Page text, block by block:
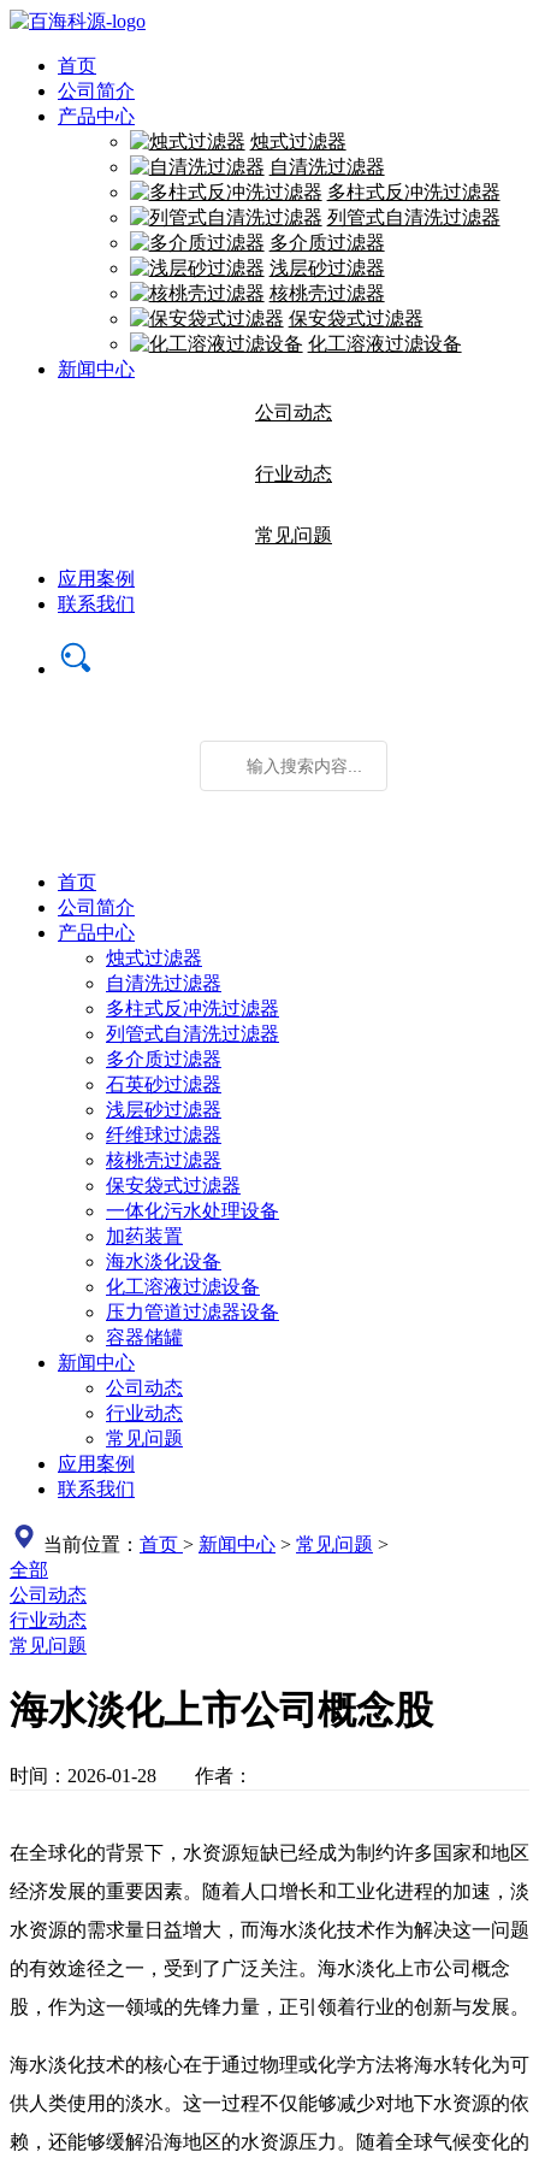
首页
公司简介
产品中心
烛式过滤器
自清洗过滤器
多柱式反冲洗过滤器
列管式自清洗过滤器
多介质过滤器
浅层砂过滤器
核桃壳过滤器
保安袋式过滤器
化工溶液过滤设备
新闻中心
公司动态
行业动态
常见问题
应用案例
联系我们
首页
公司简介
产品中心
烛式过滤器
自清洗过滤器
多柱式反冲洗过滤器
列管式自清洗过滤器
多介质过滤器
石英砂过滤器
浅层砂过滤器
纤维球过滤器
核桃壳过滤器
保安袋式过滤器
一体化污水处理设备
加药装置
海水淡化设备
化工溶液过滤设备
压力管道过滤器设备
容器储罐
新闻中心
公司动态
行业动态
常见问题
应用案例
联系我们
当前位置： 首页 > 新闻中心 > 常见问题 >
全部
公司动态
行业动态
常见问题
海水淡化上市公司概念股
时间：2026-01-28 作者：
在全球化的背景下，水资源短缺已经成为制约许多国家和地区
经济发展的重要因素。随着人口增长和工业化进程的加速，淡
水资源的需求量日益增大，而海水淡化技术作为解决这一问题
的有效途径之一，受到了广泛关注。海水淡化上市公司概念
股，作为这一领域的先锋力量，正引领着行业的创新与发展。
海水淡化技术的核心在于通过物理或化学方法将海水转化为可
供人类使用的淡水。这一过程不仅能够减少对地下水资源的依
赖，还能够缓解沿海地区的水资源压力。随着全球气候变化的